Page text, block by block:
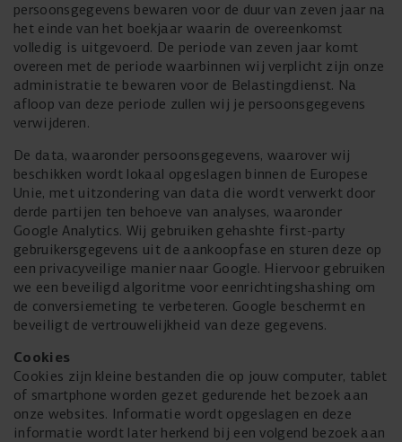
persoonsgegevens bewaren voor de duur van zeven jaar na
het einde van het boekjaar waarin de overeenkomst
volledig is uitgevoerd. De periode van zeven jaar komt
overeen met de periode waarbinnen wij verplicht zijn onze
administratie te bewaren voor de Belastingdienst. Na
afloop van deze periode zullen wij je persoonsgegevens
verwijderen.
De data, waaronder persoonsgegevens, waarover wij
beschikken wordt lokaal opgeslagen binnen de Europese
Unie, met uitzondering van data die wordt verwerkt door
derde partijen ten behoeve van analyses, waaronder
Google Analytics. Wij gebruiken gehashte first-party
gebruikersgegevens uit de aankoopfase en sturen deze op
een privacyveilige manier naar Google. Hiervoor gebruiken
we een beveiligd algoritme voor eenrichtingshashing om
de conversiemeting te verbeteren. Google beschermt en
beveiligt de vertrouwelijkheid van deze gegevens.
Cookies
Cookies zijn kleine bestanden die op jouw computer, tablet
of smartphone worden gezet gedurende het bezoek aan
onze websites. Informatie wordt opgeslagen en deze
informatie wordt later herkend bij een volgend bezoek aan